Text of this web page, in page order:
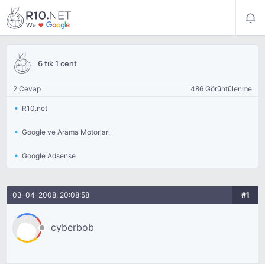
6 tık 1 cent
2 Cevap 486 Görüntülenme
R10.net
Google ve Arama Motorları
Google Adsense
03-04-2008, 20:08:58 #1
cyberbob